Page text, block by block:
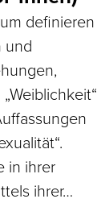
definieren
und
in ihrer
ihrer…